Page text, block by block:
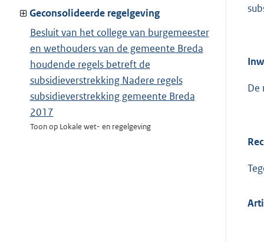
van:
Geconsolideerde regelgeving
Besluit van het college van burgemeester
en wethouders van de gemeente Breda
houdende regels betreft de
subsidieverstrekking Nadere regels
subsidieverstrekking gemeente Breda
2017
Toon op Lokale wet- en regelgeving
De